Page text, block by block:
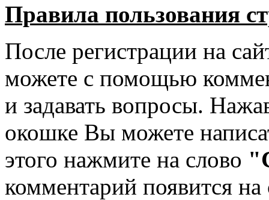
Правила пользования
После регистрации на
можете с помощью
и задавать вопросы.
окошке Вы можете
этого нажмите на слово
комментарий появится на